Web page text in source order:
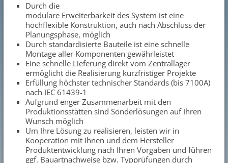
Durch die
modulare Erweiterbarkeit des System ist eine
hochflexible Konstruktion, auch nach Abschluss der
Planungsphase, möglich
Durch standardisierte Bauteile ist eine schnelle
Montage aller Komponenten gewährleistet
Eine schnelle Lieferung direkt vom Zentrallager
ermöglicht die Realisierung kurzfristiger Projekte
Erfüllung höchster technischer Standards (bis 7100A)
nach IEC 61439-1
Aufgrund enger Zusammenarbeit mit den
Produktionsstätten sind Sonderlösungen auf Ihren
Wunsch möglich
Um Ihre Lösung zu realisieren, leisten wir in
Kooperation mit Ihnen und dem Hersteller
Produktentwicklung nach Ihren Vorgaben und führen
ggf. Bauartnachweise bzw. Typprüfungen durch